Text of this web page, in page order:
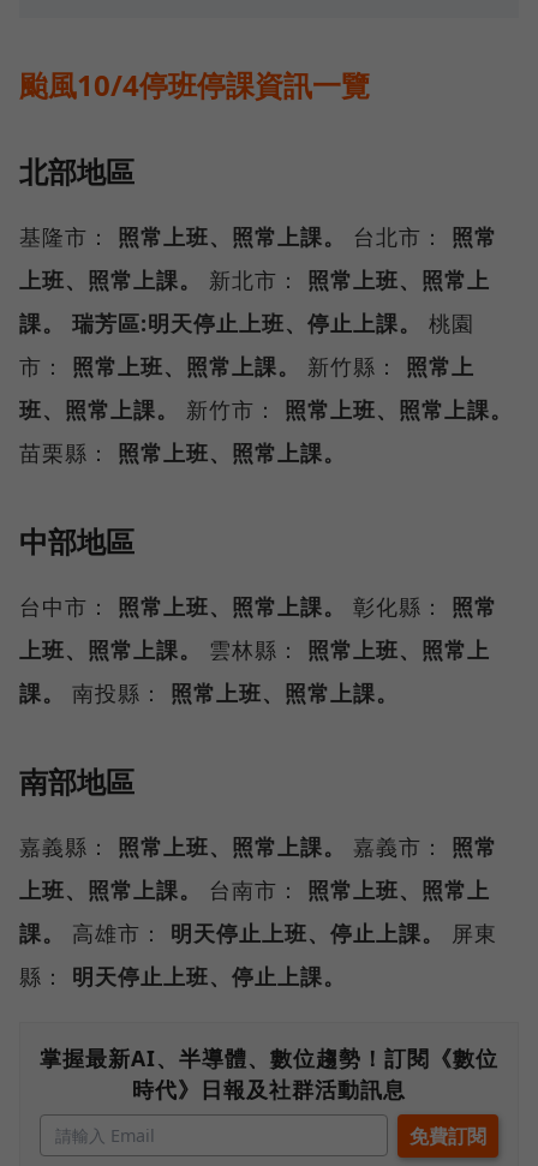
颱風10/4停班停課資訊一覽
北部地區
基隆市： 照常上班、照常上課。 台北市： 照常
上班、照常上課。
新北市： 照常上班、照常上
課。
瑞芳區:明天停止上班、停止上課。
桃園
市： 照常上班、照常上課。 新竹縣： 照常上
班、照常上課。
新竹市： 照常上班、照常上課。
苗栗縣： 照常上班、照常上課。
中部地區
台中市： 照常上班、照常上課。 彰化縣： 照常
上班、照常上課。
雲林縣： 照常上班、照常上
課。
南投縣： 照常上班、照常上課。
南部地區
嘉義縣： 照常上班、照常上課。 嘉義市： 照常
上班、照常上課。
台南市： 照常上班、照常上
課。
高雄市： 明天停止上班、停止上課。
屏東
縣： 明天停止上班、停止上課。
掌握最新AI、半導體、數位趨勢！訂閱《數位
時代》日報及社群活動訊息